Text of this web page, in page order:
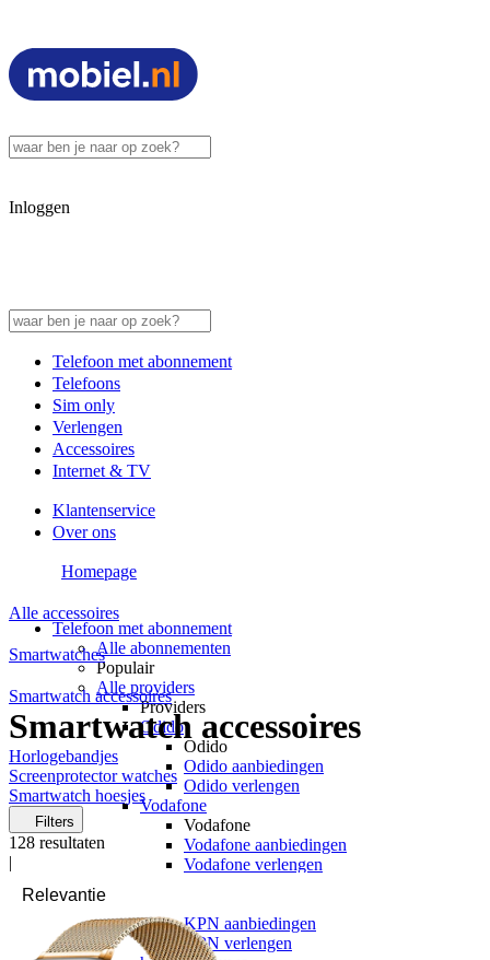
Inloggen
Telefoon met abonnement
Telefoons
Sim only
Verlengen
Accessoires
Internet & TV
Klantenservice
Over ons
Telefoon met abonnement
Alle abonnementen
Populair
Alle providers
Providers
Odido
Odido
Odido aanbiedingen
Odido verlengen
Vodafone
Vodafone
Vodafone aanbiedingen
Vodafone verlengen
KPN aanbiedingen
KPN verlengen
Homepage
Alle accessoires
Smartwatches
Smartwatch accessoires
Smartwatch accessoires
Horlogebandjes
Screenprotector watches
Smartwatch hoesjes
Filters
128 resultaten
|